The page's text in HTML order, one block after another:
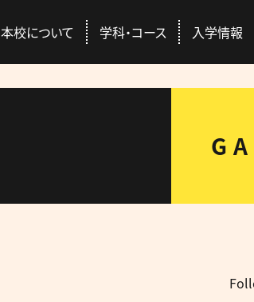
本校について
ABOUT US
本校の特徴
4
学科・コース
COURSES
動物総合学科
入学情報
ENTRANCE EXAMINATION
AO入試
CERTIFICATION / SEEK
資格取得